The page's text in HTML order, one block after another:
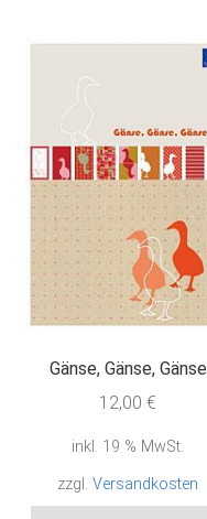
Gänse, Gänse, Gänse
12,00€
inkl. 19 % MwSt.
zzgl.Versandkosten